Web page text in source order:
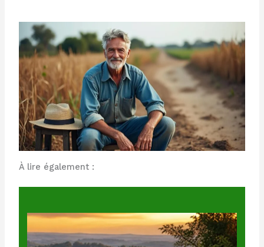
À lire également :